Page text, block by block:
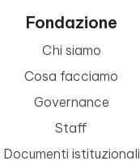
Fondazione
Chi siamo
Cosa facciamo
Governance
Staff
Documenti istituzionali